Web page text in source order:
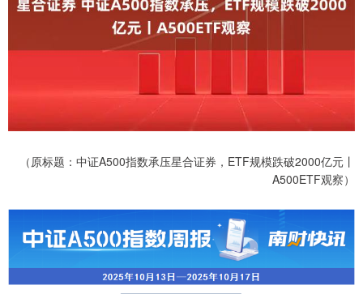
（原标题：中证A500指数承压星合证券，ETF规模跌破2000亿元丨
A500ETF观察）